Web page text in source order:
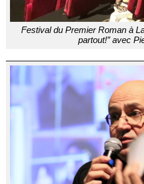
Festival du Premier Roman à
partout!” avec